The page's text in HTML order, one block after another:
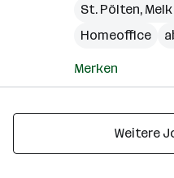
St. Pölten,
Homeoffice
Merken
Weitere